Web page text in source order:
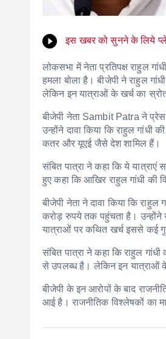
इस खबर को सुनने के लिये प्ले
लोकसभा में नेता प्रतिपक्ष राहुल
हमला बोला है। बीजेपी ने राहुल
लेकिन इन यात्राओं के खर्च का
बीजेपी नेता Sambit Patra ने प्रेस
उन्होंने दावा किया कि राहुल गांधी
कतर और यूएई जैसे देश शामिल हैं।
संबित पात्रा ने कहा कि ये
हुए कहा कि आखिर राहुल गांधी की
बीजेपी नेता ने दावा किया कि
करोड़ रुपये तक पहुंचता है। उन्होंने
यात्राओं पर कथित खर्च इससे कई
संबित पात्रा ने कहा कि राहुल
से उपलब्ध है। लेकिन इन यात्राओं के
बीजेपी के इन आरोपों के बाद
आई है। राजनीतिक विश्लेषकों का